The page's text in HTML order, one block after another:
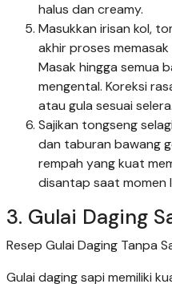
halus dan creamy.
Masukkan irisan kol,
akhir proses
Masak hingga semua
mengental. Koreksi
atau gula sesuai selera.
Sajikan tongseng
dan taburan bawang
rempah yang kuat
disantap saat momen
3. Gulai Daging
Resep Gulai Daging Tanpa
Gulai daging sapi memiliki